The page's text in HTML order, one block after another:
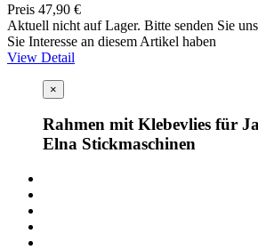
Preis 47,90 €
Aktuell nicht auf Lager. Bitte senden Sie
Sie Interesse an diesem Artikel haben
View Detail
×
Rahmen mit Klebevlies für
Elna Stickmaschinen